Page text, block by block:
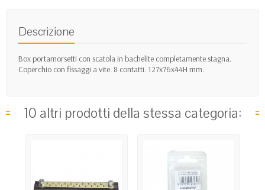
Descrizione
Box portamorsetti con scatola in bachelite completamente stagna.
Coperchio con fissaggi a vite. 8 contatti. 127x76x44H mm.
10 altri prodotti della stessa categoria: